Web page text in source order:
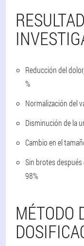
Reducción del
%
Normalización del
Disminución de la
Cambio en el
Sin brotes
98%
MÉTODO